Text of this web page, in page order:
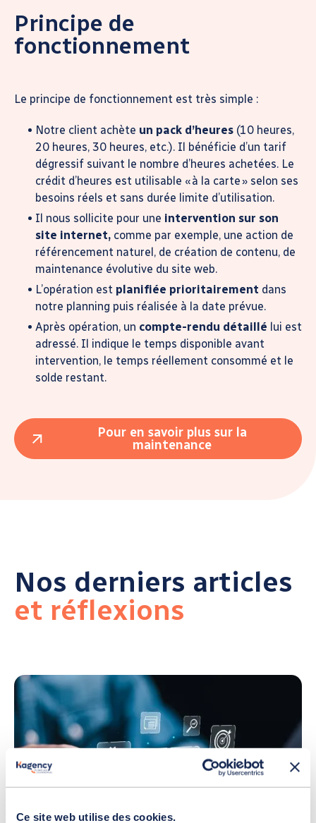
Ce site web utilise des cookies.
Principe de
fonctionnement
Le principe de fonctionnement est très simple :
Notre client achète un pack d’heures (10 heures,
20 heures, 30 heures, etc.). Il bénéficie d’un tarif
dégressif suivant le nombre d’heures achetées. Le
crédit d’heures est utilisable « à la carte » selon ses
besoins réels et sans durée limite d’utilisation.
Il nous sollicite pour une intervention sur son
site internet, comme par exemple, une action de
référencement naturel, de création de contenu, de
maintenance évolutive du site web.
L’opération est planifiée prioritairement dans
notre planning puis réalisée à la date prévue.
Après opération, un compte-rendu détaillé lui est
adressé. Il indique le temps disponible avant
intervention, le temps réellement consommé et le
solde restant.
Pour en savoir plus sur la
maintenance
Nos derniers articles
et réflexions